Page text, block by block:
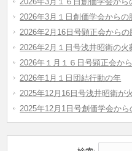
2026年3月１日創価学会からの
2026年2月16日号顕正会からの
2026年2月１日号浅井昭衛の
2026年１月１６日号顕正会か
2026年1月１日団結行動の年
2025年12月16日号浅井昭衛が
2025年12月1日号創価学会から